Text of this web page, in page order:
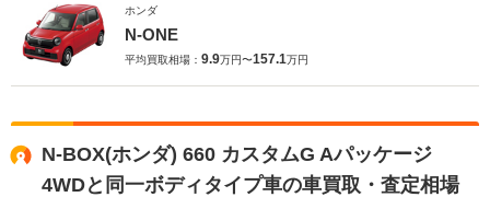
ホンダ
N-ONE
平均買取相場： 9.9万円〜157.1万円
N-BOX(ホンダ) 660 カスタムG Aパッケージ
4WDと同一ボディタイプ車の車買取・査定相場